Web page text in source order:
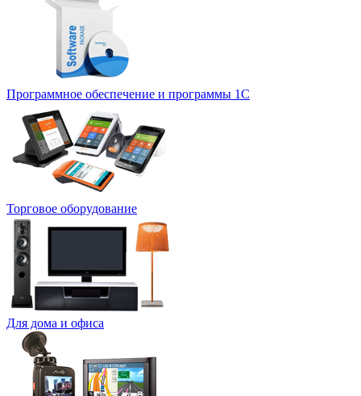
Программное обеспечение и программы 1С
Торговое оборудование
Для дома и офиса